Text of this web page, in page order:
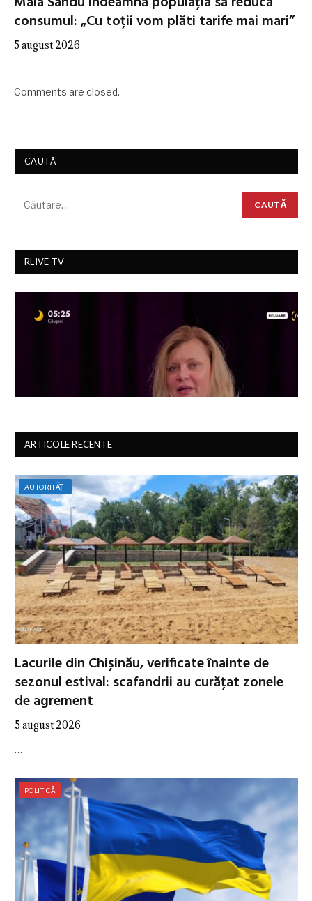
consumul: „Cu toții vom plăti tarife mai mari”
5 august 2026
Comments are closed.
CAUTĂ
RLIVE TV
ARTICOLE RECENTE
AUTORITĂȚI
Lacurile din Chișinău, verificate înainte de
sezonul estival: scafandrii au curățat zonele
de agrement
5 august 2026
…
POLITICĂ